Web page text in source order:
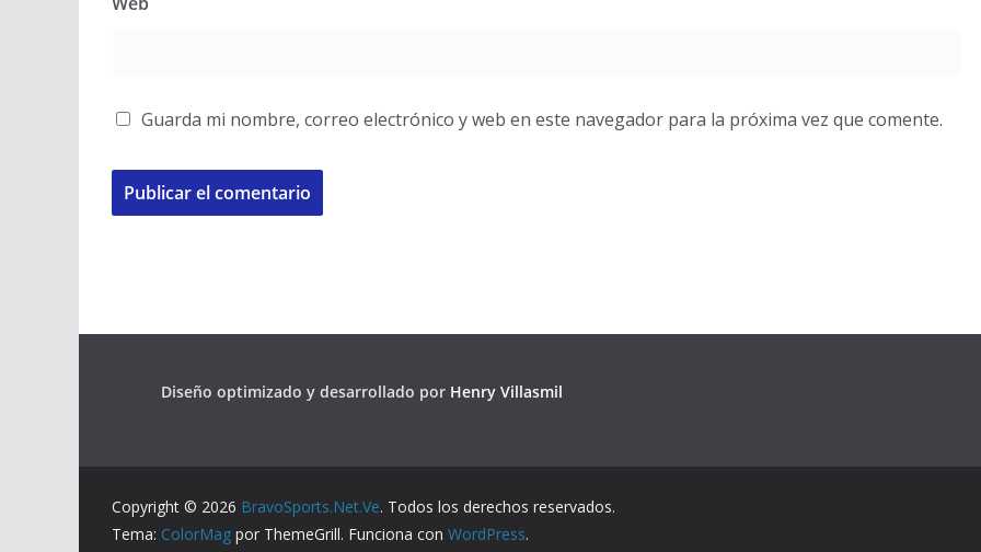
Guarda mi nombre, correo electrónico y web en este navegador para la próxima vez que comente.
Diseño optimizado y desarrollado por Henry Villasmil
Copyright © 2026 BravoSports.Net.Ve. Todos los derechos reservados.
Tema: ColorMag por ThemeGrill. Funciona con WordPress.